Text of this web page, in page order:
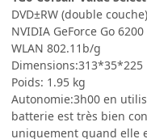
DVD±RW (double couche)
NVIDIA GeForce Go
WLAN 802.11b/g
Dimensions:313*35*225
Poids: 1.95 kg
Autonomie:3h00 en
batterie est très bien
uniquement quand elle